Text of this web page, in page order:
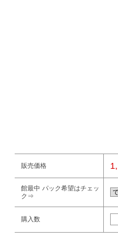
販売価格
館最中 パック希望はチェッ
ク⇒
購入数